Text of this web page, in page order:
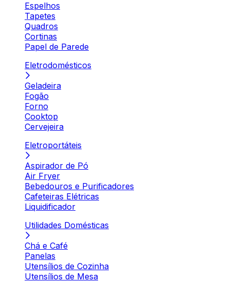
Espelhos
Tapetes
Quadros
Cortinas
Papel de Parede
Eletrodomésticos
Geladeira
Fogão
Forno
Cooktop
Cervejeira
Eletroportáteis
Aspirador de Pó
Air Fryer
Bebedouros e Purificadores
Cafeteiras Elétricas
Liquidificador
Utilidades Domésticas
Chá e Café
Panelas
Utensílios de Cozinha
Utensílios de Mesa